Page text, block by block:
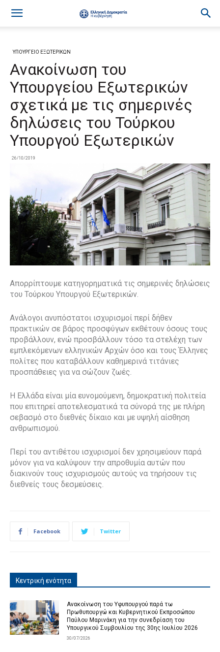
ΥΠΟΥΡΓΕΙΟ ΕΞΩΤΕΡΙΚΩΝ
Ανακοίνωση του
Υπουργείου Εξωτερικών
σχετικά με τις σημερινές
δηλώσεις του Τούρκου
Υπουργού Εξωτερικών
26/10/2019
Απορρίπτουμε κατηγορηματικά τις σημερινές δηλώσεις
του Τούρκου Υπουργού Εξωτερικών.
Ανάλογοι ανυπόστατοι ισχυρισμοί περί δήθεν
πρακτικών σε βάρος προσφύγων εκθέτουν όσους τους
προβάλλουν, ενώ προσβάλλουν τόσο τα στελέχη των
εμπλεκόμενων ελληνικών Αρχών όσο και τους Έλληνες
πολίτες που καταβάλλουν καθημερινά τιτάνιες
προσπάθειες για να σώζουν ζωές.
Η Ελλάδα είναι μία ευνομούμενη, δημοκρατική πολιτεία
που επιτηρεί αποτελεσματικά τα σύνορά της με πλήρη
σεβασμό στο διεθνές δίκαιο και με υψηλή αίσθηση
ανθρωπισμού.
Περί του αντιθέτου ισχυρισμοί δεν χρησιμεύουν παρά
μόνον για να καλύψουν την απροθυμία αυτών που
διακινούν τους ισχυρισμούς αυτούς να τηρήσουν τις
διεθνείς τους δεσμεύσεις.
Facebook Twitter
Κεντρική ενότητα
Ανακοίνωση του Υφυπουργού παρά τω
Πρωθυπουργώ και Κυβερνητικού Εκπροσώπου
Παύλου Μαρινάκη για την συνεδρίαση του
Υπουργικού Συμβουλίου της 30ης Ιουλίου 2026
30/07/2026